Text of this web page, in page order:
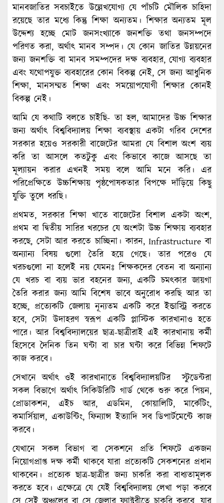
মানবজাতির সবচাইতে উল্লেখযোগ্য যে পাঁচটি মৌলিক চাহিদা
রয়েছে তার মধ্যে কিন্তু শিক্ষা অন্যতম। শিক্ষার অন্যতম মূল
উদ্দেশ্য হচ্ছে মোট জনসংখ্যাকে জনশক্তি তথা জনসম্পদে
পরিণত করা, অর্থাৎ মানব সম্পদ। যে কোন জাতির উন্নয়নের
জন্য জনশক্তি বা মানব সমম্পদের দক্ষ ব্যবহার, যোগ্য ব্যবহার
এবং যথোপযুক্ত ব্যবহারের কোন বিকল্প নেই, সে জন্য আধুনিক
শিক্ষা, মানসম্মত শিক্ষা এবং সময়োপযোগী শিক্ষার কোনই
বিকল্প নেই।
আমি যে কথাটি বলতে চাইছি- তা হল, আমাদের উচ্চ শিক্ষার
জন্য অর্থাৎ বিশ্ববিদ্যালয় শিক্ষা ব্যবস্থায় একটা গরিব দেশের
সরকার হয়েও সরকারী বাজেটের আমরা যে বিশাল অংশ ব্যয়
করি তা আসলে কতটুকু এবং কিভাবে কাজে আসছে তা
মূল্যায়ন করার এখনই সময় বলে আমি মনে করি। এর
পরিপ্রেক্ষিতে উচ্চশিক্ষায় পৃষ্ঠপোষকতার বিপক্ষে দাঁড়িয়ে কিছু
যুক্তি তুলে ধরছি।
প্রথমত, সরকার শিক্ষা খাতে বাজেটের বিশাল একটা অংশ,
প্রথম বা দ্বিতীয় সারির খরচের যে অংশটা উচ্চ শিক্ষায় ব্যবহার
করছে, সেটা আর করতে চাচ্ছিনা। কারন, Infrastructure বা
অন্যান্য বিষয় গুলো তৈরি হয়ে গেছে। তার পরেও যে
খরচগুলো না হলেই নয় যেমনঃ শিক্ষকদের বেতন বা অন্যান্য
যে খরচ বা ব্যয় ভার বহনের জন্য, একটি চমৎকার জায়গা
তৈরি করার জন্য আমি বিশেষ ভাবে অনুরোধ করছি আর তা
হচ্ছে, প্রত্যেকটি জেলায় নূন্যতম একটি করে ইন্ডাস্ট্রি করতে
হবে, সেটা উদাহরণ স্বরূপ একটি প্লাস্টিক কারখানাও হতে
পারে। আর বিশ্ববিদ্যালয়ের ছাত্র-ছাত্রীরাই এই কারখানায় কর্মী
হিসেবে দৈনিক তিন ঘন্টা বা চার ঘন্টা করে বিভিন্ন শিফটে
কাজ করবে।
সেখানে অর্থাৎ ওই কারখানাতে বিশ্ববিদ্যালয়টির স্টুডেন্টরা
সকল বিভাগে অর্থাৎ সিকিউরিটি গার্ড থেকে শুরু করে পিয়ন,
প্রোডাকশন, এইচ আর, এডমিন, কোয়ালিটি, মার্কেটিং,
কমার্সিয়াল, একাউন্টিং, ফিন্যান্স ইত্যাদি সব ডিপার্টমেন্টে কাজ
করবে।
যেখানে সকল বিভাগ বা সেকশনে প্রতি শিফটে একজন
নিয়োগপ্রাপ্ত দক্ষ কর্মী থাকবে যারা প্রত্যেকটি সেকশনের প্রধান
থাকবেন। প্রত্যেক ছাত্র-ছাত্রীর জন্য চাকরি করা বাধ্যতামূলক
করতে হবে। এক্ষেত্রে যে যেই বিশ্ববিদ্যালয় লেখা পড়া করবে